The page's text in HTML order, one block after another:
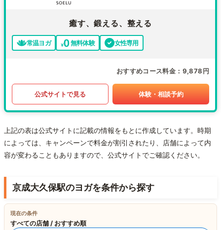
癒す、鍛える、整える
常温ヨガ 無料体験 女性専用
おすすめコース料金 9,878円
公式サイトで見る 体験・相談予約
上記の表は公式サイトに記載の情報をもとに作成しています。時期
によっては、キャンペーンで料金が割引されたり、店舗によって内
容が変わることもありますので、公式サイトでご確認ください。
京成大久保駅のヨガを条件から探す
現在の条件
すべての店舗 / おすすめ順